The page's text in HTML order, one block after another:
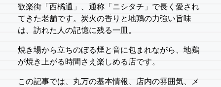
歓楽街「西橘通」、通称「ニシタチ」で長く愛され
てきた老舗です。炭火の香りと地鶏の力強い旨味
は、訪れた人の記憶に残る一皿。
焼き場から立ちのぼる煙と音に包まれながら、地鶏
が焼き上がる時間さえ楽しめる店です。
この記事では、丸万の基本情報、店内の雰囲気、メ